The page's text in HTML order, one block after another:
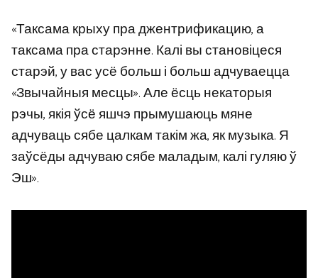
«Таксама крыху пра джентрификацию, а
таксама пра старэнне. Калі вы становіцеся
старэй, у вас усё больш і больш адчуваецца
«Звычайныя месцы». Але ёсць некаторыя
рэчы, якія ўсё яшчэ прымушаюць мяне
адчуваць сябе цалкам такім жа, як музыка. Я
заўсёды адчуваю сябе маладым, калі гуляю ў
Эш».